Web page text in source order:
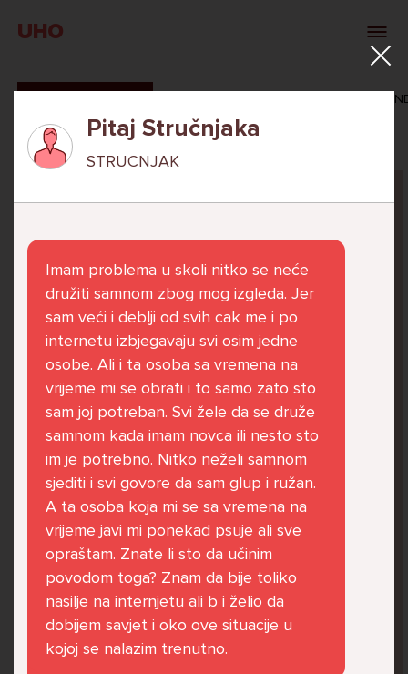
UHO
VERONIKA
Već 6 godina u školi nekoliko cura iz mog
razreda me izbacuju iz zajedničkih aktivnosti
te me iskorištavaju. Dečki iz mojeg razreda mi
govore da sam glupača te me preko discorda
vrijeđaju jer sam niska te mi govore da se
ubijem. Prije mjesec dana su me istukli kod
parka iz čistog mira dok sam prolazila sa
svojim susjedama i malim psom. Stalno u
krevet idem plačući. Nesvjesno te zbog
ljutnje sam se počela tući po nogama no
prestala sam jer me važna osoba potaknula
na to. Prije toga svega nakon nekoliko godina
prijateljstva ostavila me najbolja prijateljica
nisam htjela ići u školu jer me to sve jako
Pitaj Stručnjaka
STRUCNJAK
Imam problema u skoli nitko se neće
družiti samnom zbog mog izgleda. Jer
sam veći i deblji od svih cak me i po
internetu izbjegavaju svi osim jedne
osobe. Ali i ta osoba sa vremena na
vrijeme mi se obrati i to samo zato sto
sam joj potreban. Svi žele da se druže
samnom kada imam novca ili nesto sto
im je potrebno. Nitko neželi samnom
sjediti i svi govore da sam glup i ružan.
A ta osoba koja mi se sa vremena na
vrijeme javi mi ponekad psuje ali sve
opraštam. Znate li sto da učinim
povodom toga? Znam da bije toliko
nasilje na internjetu ali b i želio da
dobijem savjet i oko ove situacije u
kojoj se nalazim trenutno.